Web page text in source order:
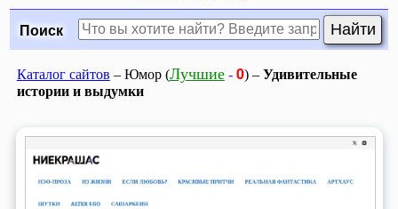
Поиск
Каталог сайтов – Юмор (Лучшие - 0) – Удивительные
истории и выдумки